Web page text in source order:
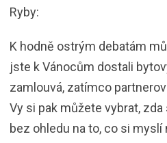
Ryby:
K hodně ostrým debatám
jste k Vánocům dostali
zamlouvá, zatímco
Vy si pak můžete vybrat,
bez ohledu na to, co si myslí